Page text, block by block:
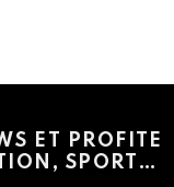
ET PROFITE
SPORT…